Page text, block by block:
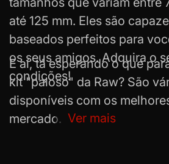
até 125 mm. Eles são
baseados perfeitos para
os seus amigos. Adquira o
condições!
E aí, tá esperando o que
kit "paloso" da Raw? São
disponíveis com os
mercado. Aproveite e
Ver mais